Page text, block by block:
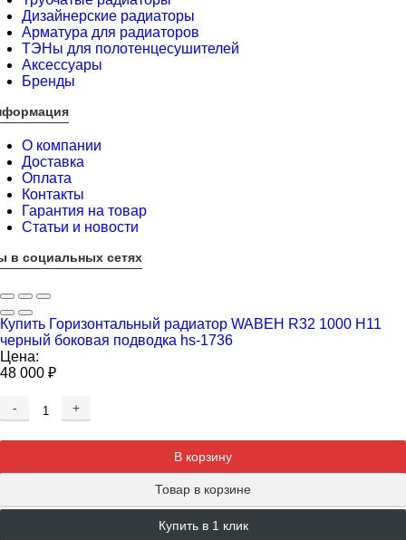
Дизайнерские радиаторы
Арматура для радиаторов
ТЭНы для полотенцесушителей
Аксессуары
Бренды
О компании
Доставка
Оплата
Контакты
Гарантия на товар
Статьи и новости
в социальных сетях
Купить Горизонтальный радиатор WABEH R32 1000 H11
черный боковая подводка hs-1736
Цена:
48 000 ₽
-
+
В корзину
Товар в корзине
Купить в 1 клик